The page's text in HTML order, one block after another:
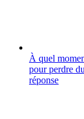
À quel
pour perdre
réponse